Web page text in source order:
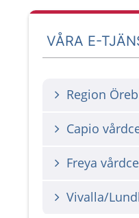
VÅRA E-
Region
Capio
Freya
Vivalla/